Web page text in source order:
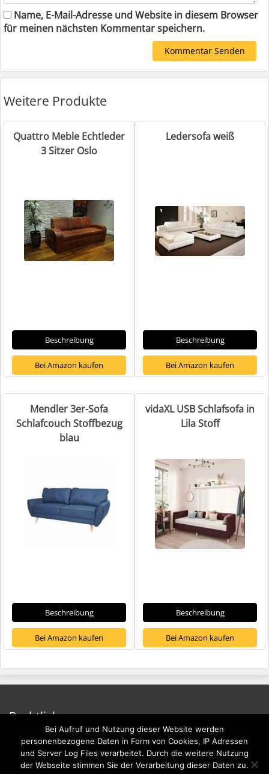
Name, E-Mail-Adresse und Website in diesem Browser
für meinen nächsten Kommentar speichern.
Weitere Produkte
Quattro Meble Echtleder
3 Sitzer Oslo
Beschreibung
Bei Amazon kaufen
Ledersofa weiß
Beschreibung
Bei Amazon kaufen
Mendler 3er-Sofa
Schlafcouch Stoffbezug
blau
Beschreibung
Bei Amazon kaufen
vidaXL USB Schlafsofa in
Lila Stoff
Beschreibung
Bei Amazon kaufen
Rechtliches
Impressum
Datenschutzerklärung
Bei Aufruf und Nutzung dieser Website werden
personenbezogene Daten in Form von Cookies, IP Adressen
und Server Log Files verarbeitet. Durch die weitere Nutzung
der Webseite stimmen Sie der Verarbeitung dieser Daten zu.